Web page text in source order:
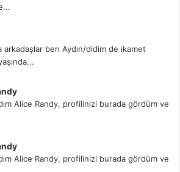
arkadaşlar ben Aydın/didim de ikamet
Alice Randy, profilinizi burada gördüm ve
Alice Randy, profilinizi burada gördüm ve